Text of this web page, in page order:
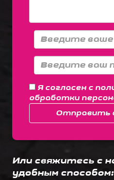
Я согласен с
обработки
Отправить
Или свяжитесь с
удобным способом: